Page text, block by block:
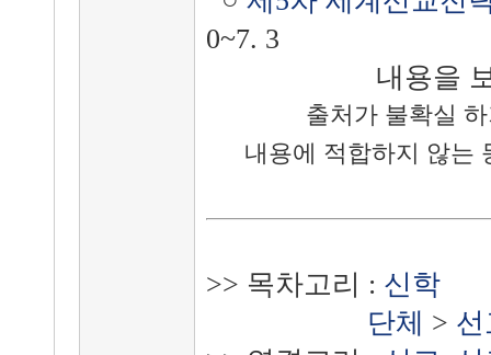
0~7. 3
내용을
출처가 불확실
내용에 적합하지 않는
>> 목차고리 : 신학
단체 >